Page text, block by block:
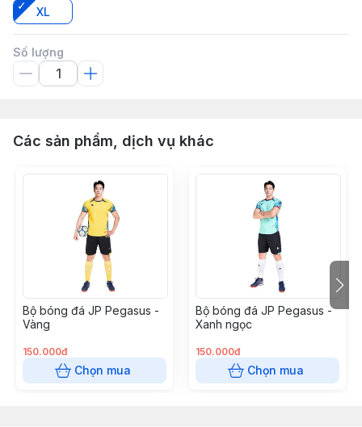
XL
Số lượng
Các sản phẩm, dịch vụ khác
Bộ bóng đá JP Pegasus -
Vàng
150.000đ
Chọn mua
Bộ bóng đá JP Pegasus -
Xanh ngọc
150.000đ
Chọn mua